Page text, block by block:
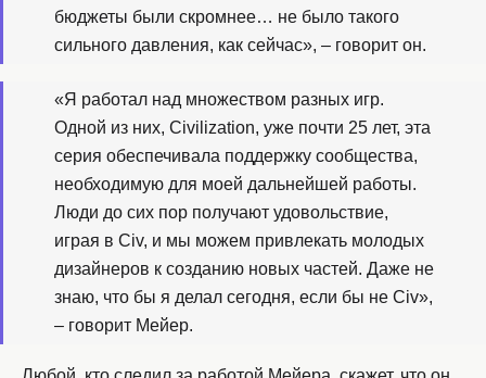
бюджеты были скромнее… не было такого
сильного давления, как сейчас», – говорит он.
«Я работал над множеством разных игр.
Одной из них, Civilization, уже почти 25 лет, эта
серия обеспечивала поддержку сообщества,
необходимую для моей дальнейшей работы.
Люди до сих пор получают удовольствие,
играя в Civ, и мы можем привлекать молодых
дизайнеров к созданию новых частей. Даже не
знаю, что бы я делал сегодня, если бы не Civ»,
– говорит Мейер.